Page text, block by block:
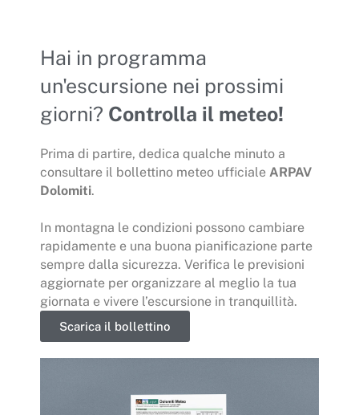
Hai in programma
un'escursione nei prossimi
giorni? Controlla il meteo!
Prima di partire, dedica qualche minuto a
consultare il bollettino meteo ufficiale ARPAV
Dolomiti.
In montagna le condizioni possono cambiare
rapidamente e una buona pianificazione parte
sempre dalla sicurezza. Verifica le previsioni
aggiornate per organizzare al meglio la tua
giornata e vivere l’escursione in tranquillità.
Scarica il bollettino